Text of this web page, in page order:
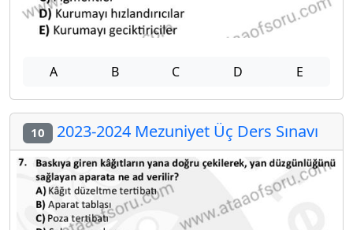
A B C D E
10 2023-2024 Mezuniyet Üç Ders Sınavı